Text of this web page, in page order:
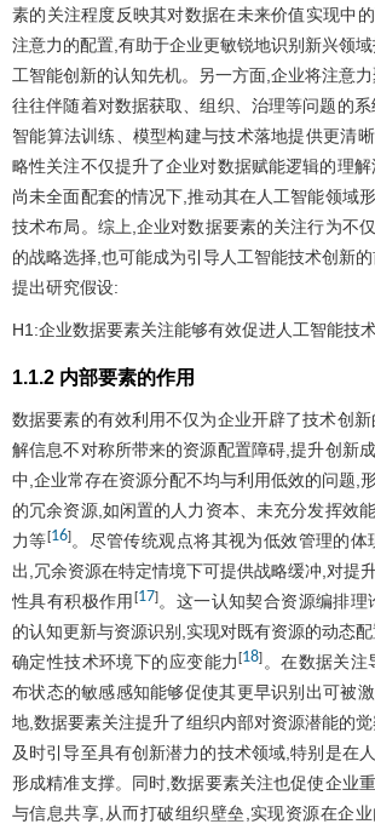
素的关注程度反映其对数据在未来价值实现中
注意力的配置,有助于企业更敏锐地识别新兴领
工智能创新的认知先机。另一方面,企业将注意
往往伴随着对数据获取、组织、治理等问题的
智能算法训练、模型构建与技术落地提供更清
略性关注不仅提升了企业对数据赋能逻辑的理
尚未全面配套的情况下,推动其在人工智能领域
技术布局。综上,企业对数据要素的关注行为不
的战略选择,也可能成为引导人工智能技术创新
提出研究假设:
H1:企业数据要素关注能够有效促进人工智能技术
1.1.2 内部要素的作用
数据要素的有效利用不仅为企业开辟了技术创
解信息不对称所带来的资源配置障碍,提升创新
中,企业常存在资源分配不均与利用低效的问题,
的冗余资源,如闲置的人力资本、未充分发挥效
力等[16]。尽管传统观点将其视为低效管理的体
出,冗余资源在特定情境下可提供战略缓冲,对提
性具有积极作用 [17]。这一认知契合资源编排理
的认知更新与资源识别,实现对既有资源的动态
确定性技术环境下的应变能力[18] 。在数据关注
布状态的敏感感知能够促使其更早识别出可被
地,数据要素关注提升了组织内部对资源潜能的
及时引导至具有创新潜力的技术领域,特别是在
形成精准支撑。同时,数据要素关注也促使企业
与信息共享,从而打破组织壁垒,实现资源在企